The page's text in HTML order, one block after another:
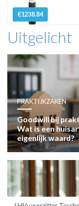
€1238.84
Uitgelicht
PRAKTIJKZAKEN
Goodwill bij
Wat is een
eigenlijk waard?